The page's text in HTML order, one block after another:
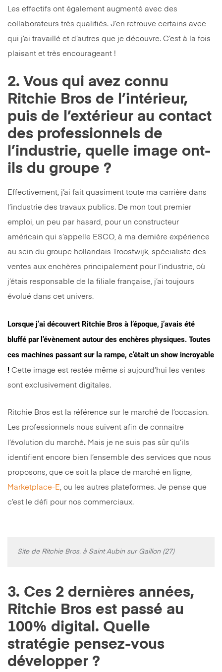
Les effectifs ont également augmenté avec des
collaborateurs très qualifiés. J’en retrouve certains avec
qui j’ai travaillé et d’autres que je découvre. C’est à la fois
plaisant et très encourageant !
2. Vous qui avez connu
Ritchie Bros de l’intérieur,
puis de l’extérieur au contact
des professionnels de
l’industrie, quelle image ont-
ils du groupe ?
Effectivement, j’ai fait quasiment toute ma carrière dans
l’industrie des travaux publics. De mon tout premier
emploi, un peu par hasard, pour un constructeur
américain qui s’appelle ESCO, à ma dernière expérience
au sein du groupe hollandais Troostwijk, spécialiste des
ventes aux enchères principalement pour l’industrie, où
j’étais responsable de la filiale française, j’ai toujours
évolué dans cet univers.
Lorsque j’ai découvert Ritchie Bros à l’époque, j’avais été
bluffé par l’évènement autour des enchères physiques. Toutes
ces machines passant sur la rampe, c’était un show incroyable
! Cette image est restée même si aujourd’hui les ventes
sont exclusivement digitales.
Ritchie Bros est la référence sur le marché de l’occasion.
Les professionnels nous suivent afin de connaitre
l’évolution du marché. Mais je ne suis pas sûr qu’ils
identifient encore bien l’ensemble des services que nous
proposons, que ce soit la place de marché en ligne,
Marketplace-E, ou les autres plateformes. Je pense que
c’est le défi pour nos commerciaux.
Site de Ritchie Bros. à Saint Aubin sur Gaillon (27)
3. Ces 2 dernières années,
Ritchie Bros est passé au
100% digital. Quelle
stratégie pensez-vous
développer ?